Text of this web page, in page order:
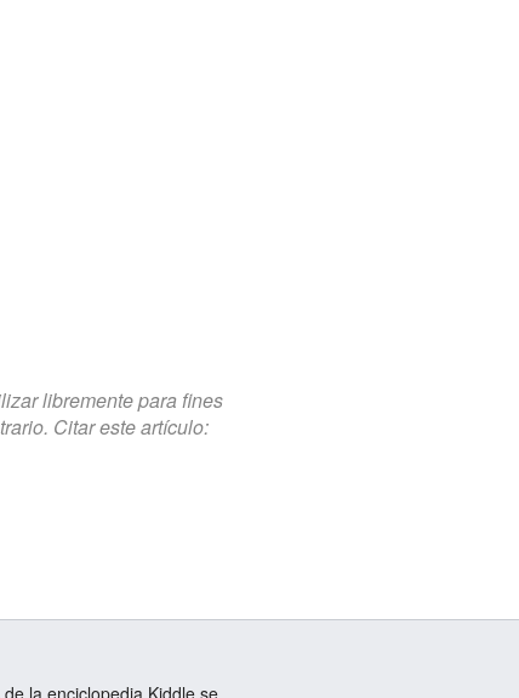
libremente para fines
Citar este artículo: